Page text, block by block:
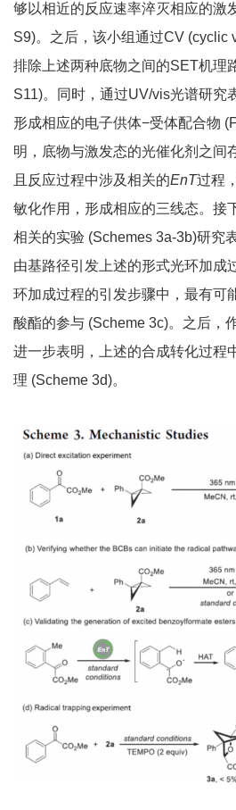
够以相近的反应速率淬灭相应的激
S9)。之后，该小组通过CV (cyclic
排除上述两种底物之间的SET机理
S11)。同时，通过UV/vis光谱研究
形成相应的电子供体−受体配合物
明，底物与激发态的光催化剂之间
且反应过程中涉及相关的EnT过程
敏化作用，形成相应的三线态。接
相关的实验 (Schemes 3a-3b)研究
由基路径引发上述的形式光环加成
环加成过程的引发步骤中，最有可
酸酯的参与 (Scheme 3c)。之后，
进一步表明，上述的合成转化过程
理 (Scheme 3d)。